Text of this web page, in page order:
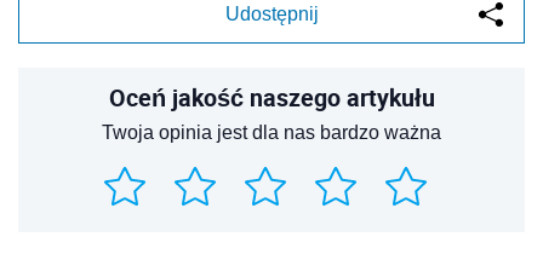
Udostępnij
Oceń jakość naszego artykułu
Twoja opinia jest dla nas bardzo ważna